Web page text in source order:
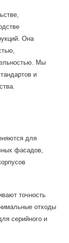
Она
Мы
и
для
фасадов,
точность
отходы
серийного и